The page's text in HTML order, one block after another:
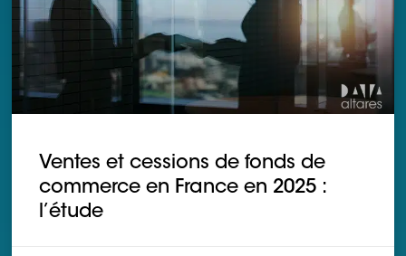
Ventes et cessions de fonds de
commerce en France en 2025 :
l’étude